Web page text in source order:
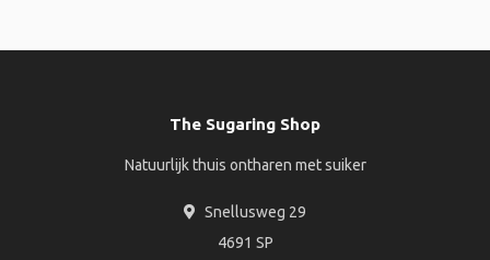
The Sugaring Shop
Natuurlijk thuis ontharen met suiker
Snellusweg 29
4691 SP